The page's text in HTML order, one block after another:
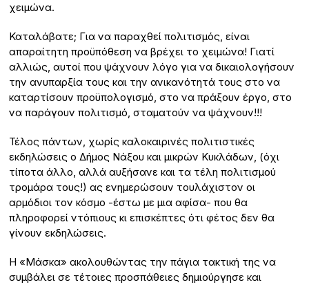
χειμώνα.
Καταλάβατε; Για να παραχθεί πολιτισμός, είναι
απαραίτητη προϋπόθεση να βρέχει το χειμώνα! Γιατί
αλλιώς, αυτοί που ψάχνουν λόγο για να δικαιολογήσουν
την ανυπαρξία τους και την ανικανότητά τους στο να
καταρτίσουν προϋπολογισμό, στο να πράξουν έργο, στο
να παράγουν πολιτισμό, σταματούν να ψάχνουν!!!
Τέλος πάντων, χωρίς καλοκαιρινές πολιτιστικές
εκδηλώσεις ο Δήμος Νάξου και μικρών Κυκλάδων, (όχι
τίποτα άλλο, αλλά αυξήσανε και τα τέλη πολιτισμού
τρομάρα τους!) ας ενημερώσουν τουλάχιστον οι
αρμόδιοι τον κόσμο -έστω με μια αφίσα- που θα
πληροφορεί ντόπιους κι επισκέπτες ότι φέτος δεν θα
γίνουν εκδηλώσεις.
Η «Μάσκα» ακολουθώντας την πάγια τακτική της να
συμβάλει σε τέτοιες προσπάθειες δημιούργησε και